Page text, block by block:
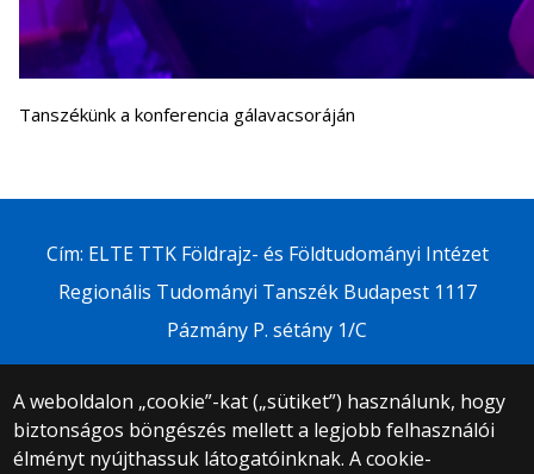
Tanszékünk a konferencia gálavacsoráján
A weboldalon „cookie”-kat („sütiket”) használunk, hogy
biztonságos böngészés mellett a legjobb felhasználói
élményt nyújthassuk látogatóinknak. A cookie-
Cím: ELTE TTK Földrajz- és Földtudományi Intézet
Regionális Tudományi Tanszék Budapest 1117
Pázmány P. sétány 1/C
© 2025 Eötvös Loránd Tudományegyetem
Minden jog fenntartva.